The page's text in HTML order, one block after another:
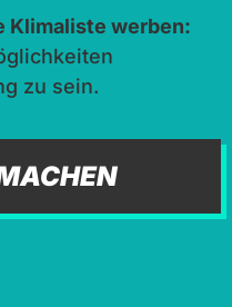
Klimaliste werben:
zu sein.